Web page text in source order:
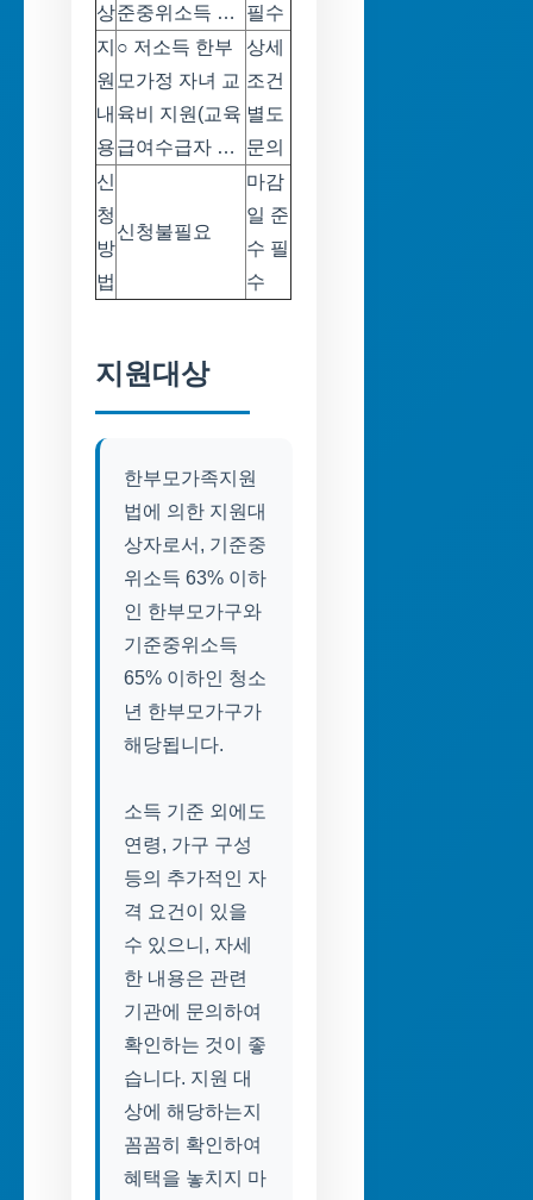
상준중위소득 …
필수
지
원
내
용
○ 저소득 한부
모가정 자녀 교
육비 지원(교육
급여수급자 …
상세
조건
별도
문의
신
청
방
법
신청불필요
마감
일 준
수 필
수
지원대상
한부모가족지원
법에 의한 지원대
상자로서, 기준중
위소득 63% 이하
인 한부모가구와
기준중위소득
65% 이하인 청소
년 한부모가구가
해당됩니다.
소득 기준 외에도
연령, 가구 구성
등의 추가적인 자
격 요건이 있을
수 있으니, 자세
한 내용은 관련
기관에 문의하여
확인하는 것이 좋
습니다. 지원 대
상에 해당하는지
꼼꼼히 확인하여
혜택을 놓치지 마